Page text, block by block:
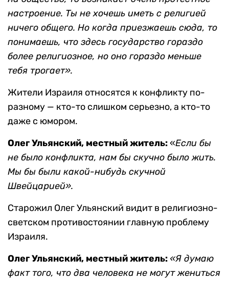
настроение. Ты не хочешь иметь с религией
ничего общего. Но когда приезжаешь сюда, то
понимаешь, что здесь государство гораздо
более религиозное, но оно гораздо меньше
тебя трогает».
Жители Израиля относятся к конфликту по-
разному — кто-то слишком серьезно, а кто-то
даже с юмором.
Олег Ульянский, местный житель:«Если бы
не было конфликта, нам бы скучно было жить.
Мы бы были какой-нибудь скучной
Швейцарией».
Старожил Олег Ульянский видит в религиозно-
светском противостоянии главную проблему
Израиля.
Олег Ульянский, местный житель: «Я думаю
факт того, что два человека не могут жениться